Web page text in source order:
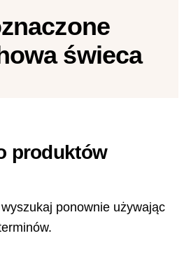
świeca
produktów
ponownie używając